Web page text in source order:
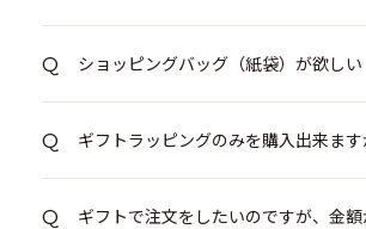
ショッピングバッグ（紙袋）が欲しい
ギフトラッピングのみを購入出来ます
ギフトで注文をしたいのですが、金